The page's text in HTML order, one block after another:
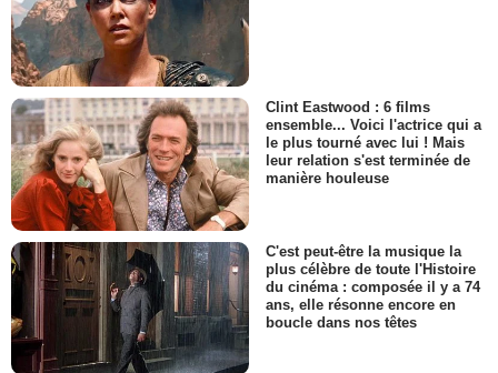
Clint Eastwood : 6 films
ensemble... Voici l'actrice qui a
le plus tourné avec lui ! Mais
leur relation s'est terminée de
manière houleuse
C'est peut-être la musique la
plus célèbre de toute l'Histoire
du cinéma : composée il y a 74
ans, elle résonne encore en
boucle dans nos têtes